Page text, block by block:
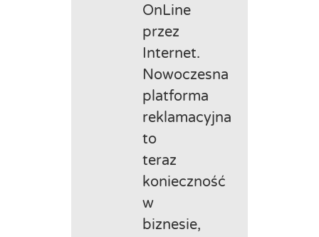
OnLine
przez
Internet.
Nowoczesna
platforma
reklamacyjna
to
teraz
konieczność
w
biznesie,